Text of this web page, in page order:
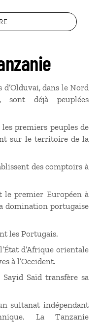
d’Olduvai, dans le Nord
sont déjà peuplées
premiers peuples de
sur le territoire de la
des comptoirs à
le premier Européen à
domination portugaise
les Portugais.
d’Afrique orientale
à l’Occident.
Saïd transfère sa
sultanat indépendant
La Tanzanie